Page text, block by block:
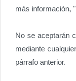
más información,
No se aceptarán
mediante
párrafo anterior.